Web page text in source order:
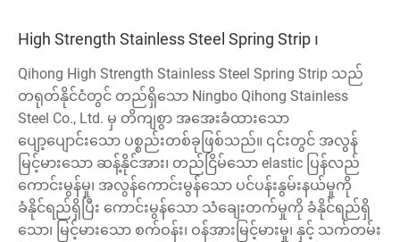
High Strength Stainless Steel Spring Strip ၊
Qihong High Strength Stainless Steel Spring Strip သည်
တရုတ်နိုင်ငံတွင် တည်ရှိသော Ningbo Qihong Stainless
Steel Co., Ltd. မှ တိကျစွာ အအေးခံထားသော
ပျော့ပျောင်းသော ပစ္စည်းတစ်ခုဖြစ်သည်။ ၎င်းတွင် အလွန်
မြင့်မားသော ဆန့်နိုင်အား၊ တည်ငြိမ်သော elastic ပြန်လည်
ကောင်းမွန်မှု၊ အလွန်ကောင်းမွန်သော ပင်ပန်းနွမ်းနယ်မှုကို
ခံနိုင်ရည်ရှိပြီး ကောင်းမွန်သော သံချေးတက်မှုကို ခံနိုင်ရည်ရှိ
သော၊ မြင့်မားသော စက်ဝန်း၊ ဝန်အားမြင့်မားမှု၊ နှင့် သက်တမ်း